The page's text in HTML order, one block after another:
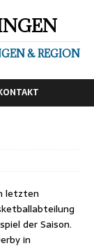
& REGION
letzten
der Saison.
in